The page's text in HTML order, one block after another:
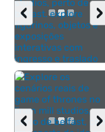
›
‹
›
‹